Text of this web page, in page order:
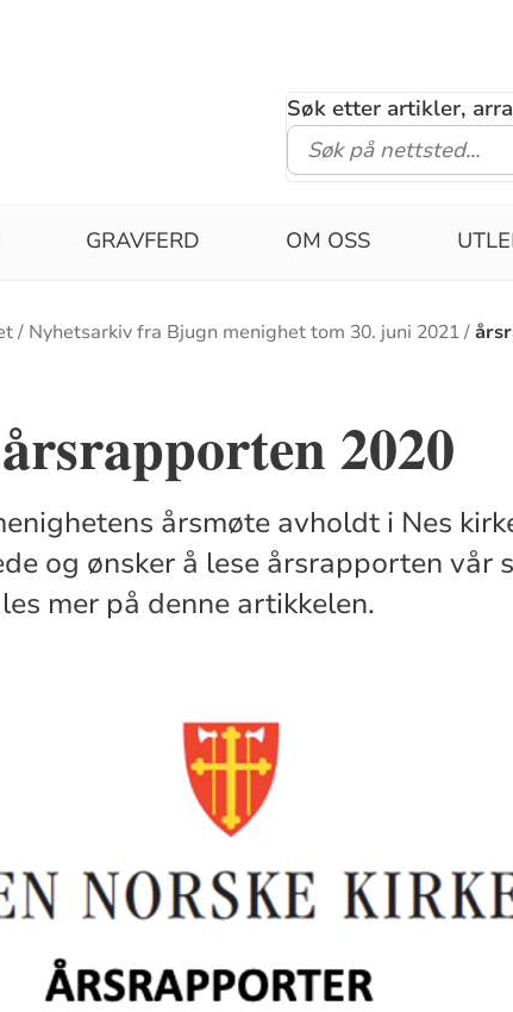
Søk etter artikler,
GRAVFERD OM OSS
Nyhetsarkiv fra Bjugn menighet tom 30. juni 2021
2020
årsmøte avholdt i Nes
og ønsker å lese årsrapporten vår
mer på denne artikkelen.